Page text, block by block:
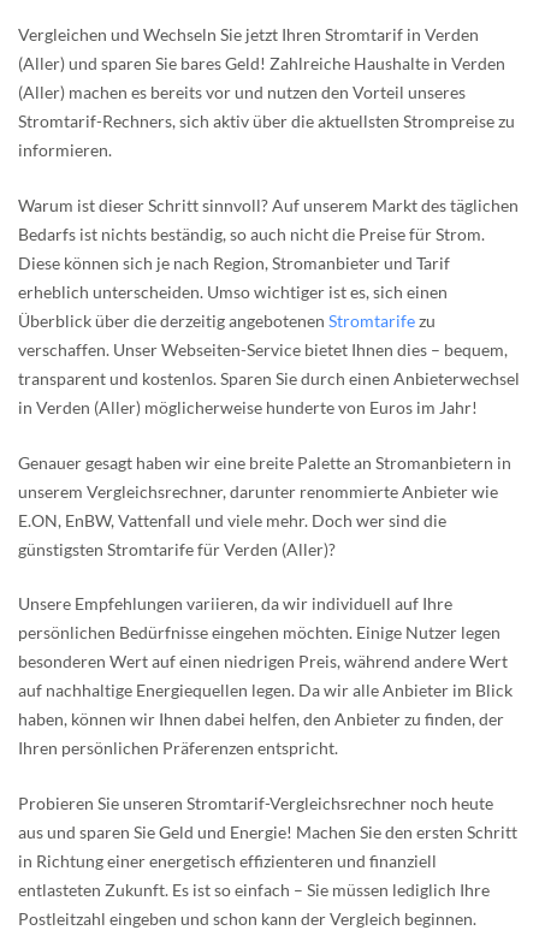
Vergleichen und Wechseln Sie jetzt Ihren Stromtarif in Verden
(Aller) und sparen Sie bares Geld! Zahlreiche Haushalte in Verden
(Aller) machen es bereits vor und nutzen den Vorteil unseres
Stromtarif-Rechners, sich aktiv über die aktuellsten Strompreise zu
informieren.
Warum ist dieser Schritt sinnvoll? Auf unserem Markt des täglichen
Bedarfs ist nichts beständig, so auch nicht die Preise für Strom.
Diese können sich je nach Region, Stromanbieter und Tarif
erheblich unterscheiden. Umso wichtiger ist es, sich einen
Überblick über die derzeitig angebotenen Stromtarifezu
verschaffen. Unser Webseiten-Service bietet Ihnen dies – bequem,
transparent und kostenlos. Sparen Sie durch einen Anbieterwechsel
in Verden (Aller) möglicherweise hunderte von Euros im Jahr!
Genauer gesagt haben wir eine breite Palette an Stromanbietern in
unserem Vergleichsrechner, darunter renommierte Anbieter wie
E.ON, EnBW, Vattenfall und viele mehr. Doch wer sind die
günstigsten Stromtarife für Verden (Aller)?
Unsere Empfehlungen variieren, da wir individuell auf Ihre
persönlichen Bedürfnisse eingehen möchten. Einige Nutzer legen
besonderen Wert auf einen niedrigen Preis, während andere Wert
auf nachhaltige Energiequellen legen. Da wir alle Anbieter im Blick
haben, können wir Ihnen dabei helfen, den Anbieter zu finden, der
Ihren persönlichen Präferenzen entspricht.
Probieren Sie unseren Stromtarif-Vergleichsrechner noch heute
aus und sparen Sie Geld und Energie! Machen Sie den ersten Schritt
in Richtung einer energetisch effizienteren und finanziell
entlasteten Zukunft. Es ist so einfach – Sie müssen lediglich Ihre
Postleitzahl eingeben und schon kann der Vergleich beginnen.